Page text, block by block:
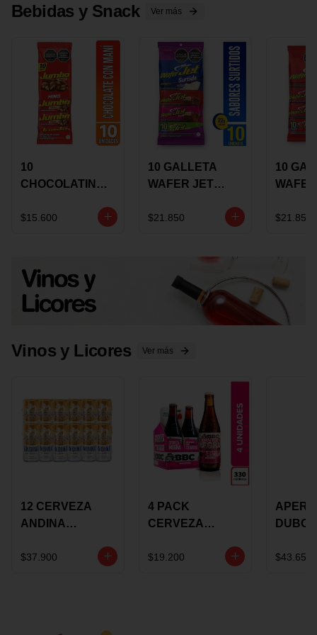
Bebidas y Snack Ver más
10
CHOCOLATINA
17 GRS
$15.600
10 GALLETA
WAFER JET
GRS
$21.850
10
GRS
$21.850
Vinos y Licores Ver más
12 CERVEZA
ANDINA
LATON
$37.900
4 PACK
CERVEZA
ROSE BBC
$19.200
VINO
$43.650